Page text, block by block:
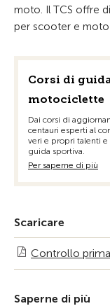
moto. Il TCS offre
per scooter e
Corsi di
motociclette
Dai corsi di
centauri esperti al
veri e propri talenti e
guida sportiva.
Per saperne di più
Scaricare
Controllo
Saperne di più